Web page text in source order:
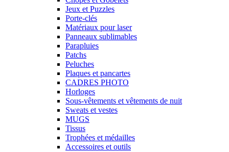
Jeux et Puzzles
Porte-clés
Matériaux pour laser
Panneaux sublimables
Parapluies
Patchs
Peluches
Plaques et pancartes
CADRES PHOTO
Horloges
Sous-vêtements et vêtements de nuit
Sweats et vestes
MUGS
Tissus
Trophées et médailles
Accessoires et outils